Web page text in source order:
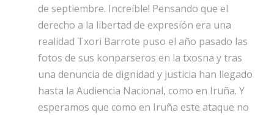
de septiembre. Increíble! Pensando que el
derecho a la libertad de expresión era una
realidad Txori Barrote puso el año pasado las
fotos de sus konparseros en la txosna y tras
una denuncia de dignidad y justicia han llegado
hasta la Audiencia Nacional, como en Iruña. Y
esperamos que como en Iruña este ataque no